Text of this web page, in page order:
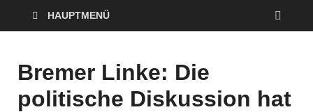
HAUPTMENÜ
Bremer Linke: Die
politische Diskussion hat